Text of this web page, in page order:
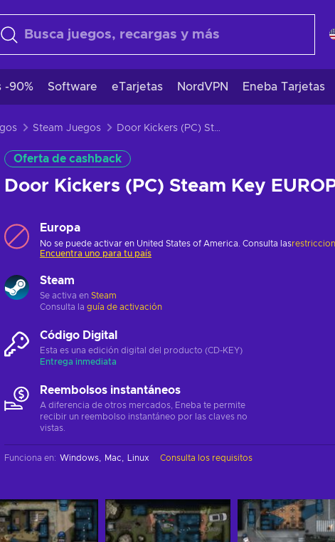
-90% Software eTarjetas NordVPN Eneba Tarjetas
Steam Juegos Door Kickers (PC) Steam Key EUROPE
Oferta de cashback
Door Kickers (PC) Steam Key
Europa
No se puede activar en United States of America. Consulta las
Encuentra uno para tu país
Steam
Se activa en Steam
Consulta la guía de activación
Código Digital
Esta es una edición digital del producto (CD-KEY)
Entrega inmediata
Reembolsos instantáneos
A diferencia de otros mercados, Eneba te permite
recibir un reembolso instantáneo por las claves no
vistas.
Funciona en: Windows Mac Linux Consulta los requisitos